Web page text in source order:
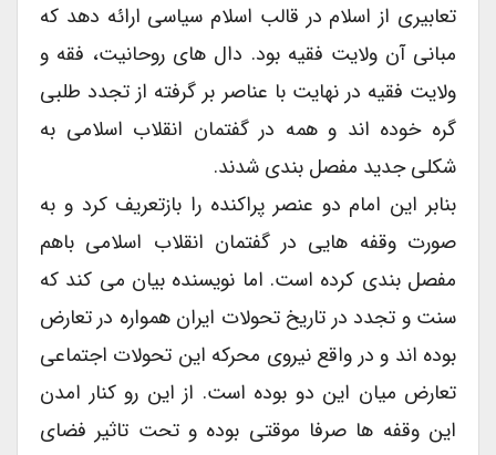
تعابیری از اسلام در قالب اسلام سیاسی ارائه دهد که
مبانی آن ولایت فقیه بود. دال های روحانیت، فقه و
ولایت فقیه در نهایت با عناصر بر گرفته از تجدد طلبی
گره خوده اند و همه در گفتمان انقلاب اسلامی به
شکلی جدید مفصل بندی شدند.
بنابر این امام دو عنصر پراکنده را بازتعریف کرد و به
صورت وقفه هایی در گفتمان انقلاب اسلامی باهم
مفصل بندی کرده است. اما نویسنده بیان می کند که
سنت و تجدد در تاریخ تحولات ایران همواره در تعارض
بوده اند و در واقع نیروی محرکه این تحولات اجتماعی
تعارض میان این دو بوده است. از این رو کنار امدن
این وقفه ها صرفا موقتی بوده و تحت تاثیر فضای